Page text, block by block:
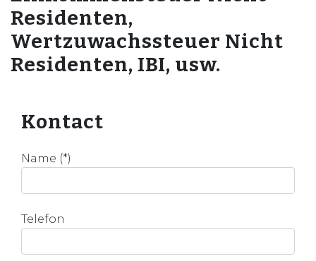
Residenten,
Wertzuwachssteuer Nicht
Residenten, IBI, usw.
Kontact
Name (*)
Telefon